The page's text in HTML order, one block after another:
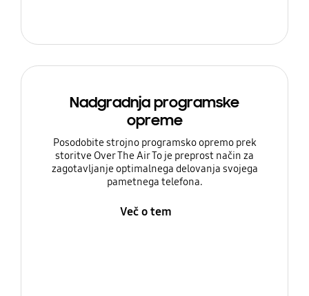
Nadgradnja programske
opreme
Posodobite strojno programsko opremo prek
storitve Over The Air To je preprost način za
zagotavljanje optimalnega delovanja svojega
pametnega telefona.
Več o tem